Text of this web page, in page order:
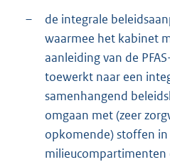
–
de integrale
waarmee het kabinet
aanleiding van de
toewerkt naar een
samenhangend
omgaan met (zeer
opkomende) stoffen in
milieucompartimenten